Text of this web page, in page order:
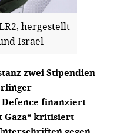
hergestellt
Israel
zwei Stipendien
finanziert
Gaza“ kritisiert